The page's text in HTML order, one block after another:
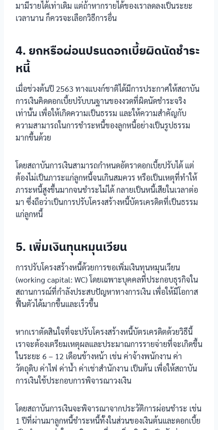
มามีรายได้เท่าเดิม แต่ถ้าหากรายได้ของเราลดลงเป็นระยะ
เวลานาน ก็ควรจะเลือกวิธีการอื่น
4. ยกหรือผ่อนปรนดอกเบี้ยผิดนัดชำระ
หนี้
เมื่อช่วงต้นปี 2563 ทางแบงก์ชาติได้มีการประกาศให้สถาบัน
การเงินคิดดอกเบี้ยปรับบนฐานของงวดที่ผิดนัดชำระจริง
เท่านั้น เพื่อให้เกิดความเป็นธรรม และให้ความสำคัญกับ
ความสามารถในการชำระหนี้ของลูกหนี้อย่างเป็นรูปธรรม
มากขึ้นด้วย
โดยสถาบันการเงินสามารถกำหนดอัตราดอกเบี้ยปรับได้ แต่
ต้องไม่เป็นภาระแก่ลูกหนี้จนเกินสมควร หรือเป็นเหตุที่ทำให้
ภาระหนี้สูงขึ้นมากจนชำระไม่ได้ กลายเป็นหนี้เสียในเวลาต่อ
มา ซึ่งถือว่าเป็นการปรับโครงสร้างหนี้บัตรเครดิตที่เป็นธรรม
แก่ลูกหนี้
5. เพิ่มเงินทุนหมุนเวียน
การปรับโครงสร้างหนี้ด้วยการขอเพิ่มเงินทุนหมุนเวียน
(working capital: WC) โดยเฉพาะบุคคลที่ประกอบธุรกิจใน
สถานการณ์ที่กำลังประสบปัญหาทางการเงิน เพื่อให้มีโอกาส
ฟื้นตัวได้มากขึ้นและเร็วขึ้น
หากเราตัดสินใจที่จะปรับโครงสร้างหนี้บัตรเครดิตด้วยวิธีนี้
เราจะต้องเตรียมเหตุผลและประมาณการรายจ่ายที่จะเกิดขึ้น
ในระยะ 6 – 12 เดือนข้างหน้า เช่น ค่าจ้างพนักงาน ค่า
วัตถุดิบ ค่าไฟ ค่าน้ำ ค่าเช่าสำนักงาน เป็นต้น เพื่อให้สถาบัน
การเงินใช้ประกอบการพิจารณาวงเงิน
โดยสถาบันการเงินจะพิจารณาจากประวัติการผ่อนชำระ เช่น
1 ปีที่ผ่านมาลูกหนี้ชำระหนี้ทั้งในส่วนของเงินต้นและดอกเบี้ย